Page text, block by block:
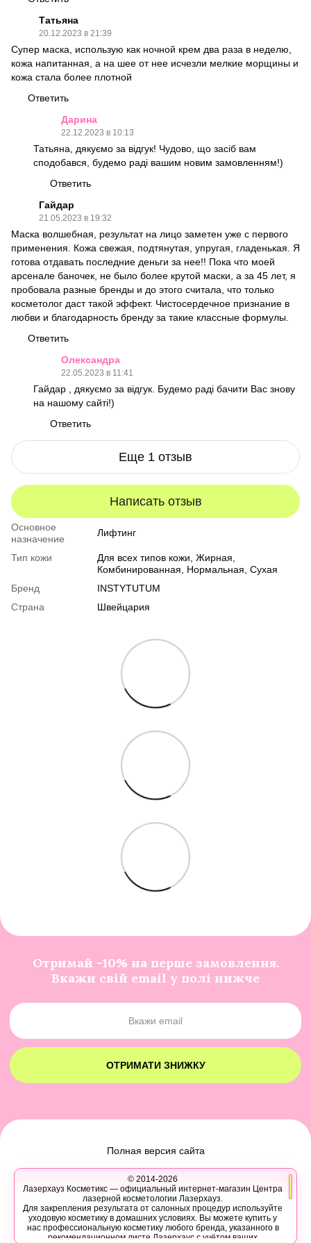
Татьяна
20.12.2023 в 21:39
Супер маска, использую как ночной крем два раза в неделю,
кожа напитанная, а на шее от нее исчезли мелкие морщины и
кожа стала более плотной
Ответить
Дарина
22.12.2023 в 10:13
Татьяна, дякуємо за відгук! Чудово, що засіб вам
сподобався, будемо раді вашим новим замовленням!)
Ответить
Гайдар
21.05.2023 в 19:32
Маска волшебная, результат на лицо заметен уже с первого
применения. Кожа свежая, подтянутая, упругая, гладенькая. Я
готова отдавать последние деньги за нее!! Пока что моей
арсенале баночек, не было более крутой маски, а за 45 лет, я
пробовала разные бренды и до этого считала, что только
косметолог даст такой эффект. Чистосердечное признание в
любви и благодарность бренду за такие классные формулы.
Ответить
Олександра
22.05.2023 в 11:41
Гайдар , дякуємо за відгук. Будемо раді бачити Вас знову
на нашому сайті!)
Ответить
Еще 1 отзыв
Написать отзыв
Основное
назначение
Лифтинг
Тип кожи Для всех типов кожи, Жирная,
Комбинированная, Нормальная, Сухая
Бренд
INSTYTUTUM
Страна
Швейцария
Отримай -10% на перше замовлення.
Вкажи свій email у полі нижче
ОТРИМАТИ ЗНИЖКУ
Полная версия сайта
© 2014-2026
Лазерхауз Косметикс — официальный интернет-магазин Центра
лазерной косметологии Лазерхауз.
Для закрепления результата от салонных процедур используйте
уходовую косметику в домашних условиях. Вы можете купить у
нас профессиональную косметику любого бренда, указанного в
рекомендационном листе Лазерхаус с учётом ваших